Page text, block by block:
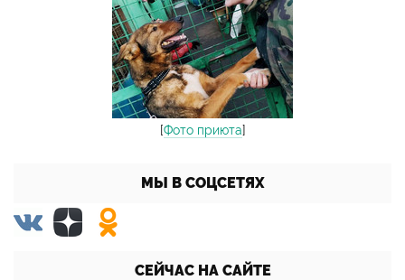
[Фото приюта]
МЫ В СОЦСЕТЯХ
СЕЙЧАС НА САЙТЕ